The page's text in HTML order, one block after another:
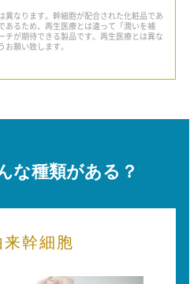
異なります。幹細胞が配合された化粧品であ
あるため、再生医療とは違って「潤いを補
チが期待できる製品です。再生医療とは異な
願い致します。
な種類がある？
来幹細胞